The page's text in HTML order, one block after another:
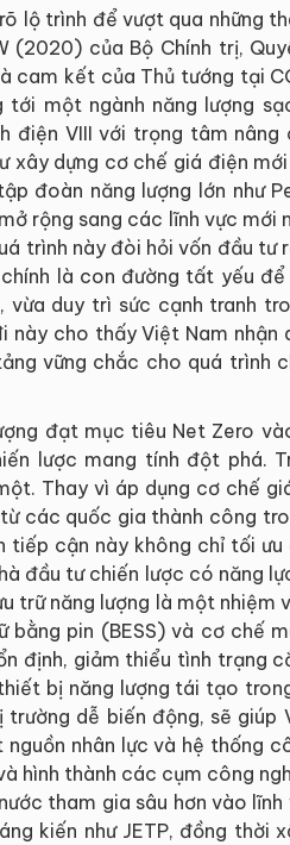
lộ trình để vượt qua những
(2020) của Bộ Chính trị,
cam kết của Thủ tướng tại
tới một ngành năng lượng
điện VIII với trọng tâm
xây dựng cơ chế giá điện
đoàn năng lượng lớn như
rộng sang các lĩnh vực mới
trình này đòi hỏi vốn đầu
là con đường tất yếu
vừa duy trì sức cạnh tranh
này cho thấy Việt Nam
vững chắc cho quá trình
đạt mục tiêu Net Zero
lược mang tính đột phá.
Thay vì áp dụng cơ chế
các quốc gia thành công
tiếp cận này không chỉ tối
đầu tư chiến lược có năng
trữ năng lượng là một nhiệm
bằng pin (BESS) và cơ chế
định, giảm thiểu tình trạng
bị năng lượng tái tạo
dễ biến động, sẽ giúp
nhân lực và hệ thống
hình thành các cụm công
tham gia sâu hơn vào
kiến như JETP, đồng thời